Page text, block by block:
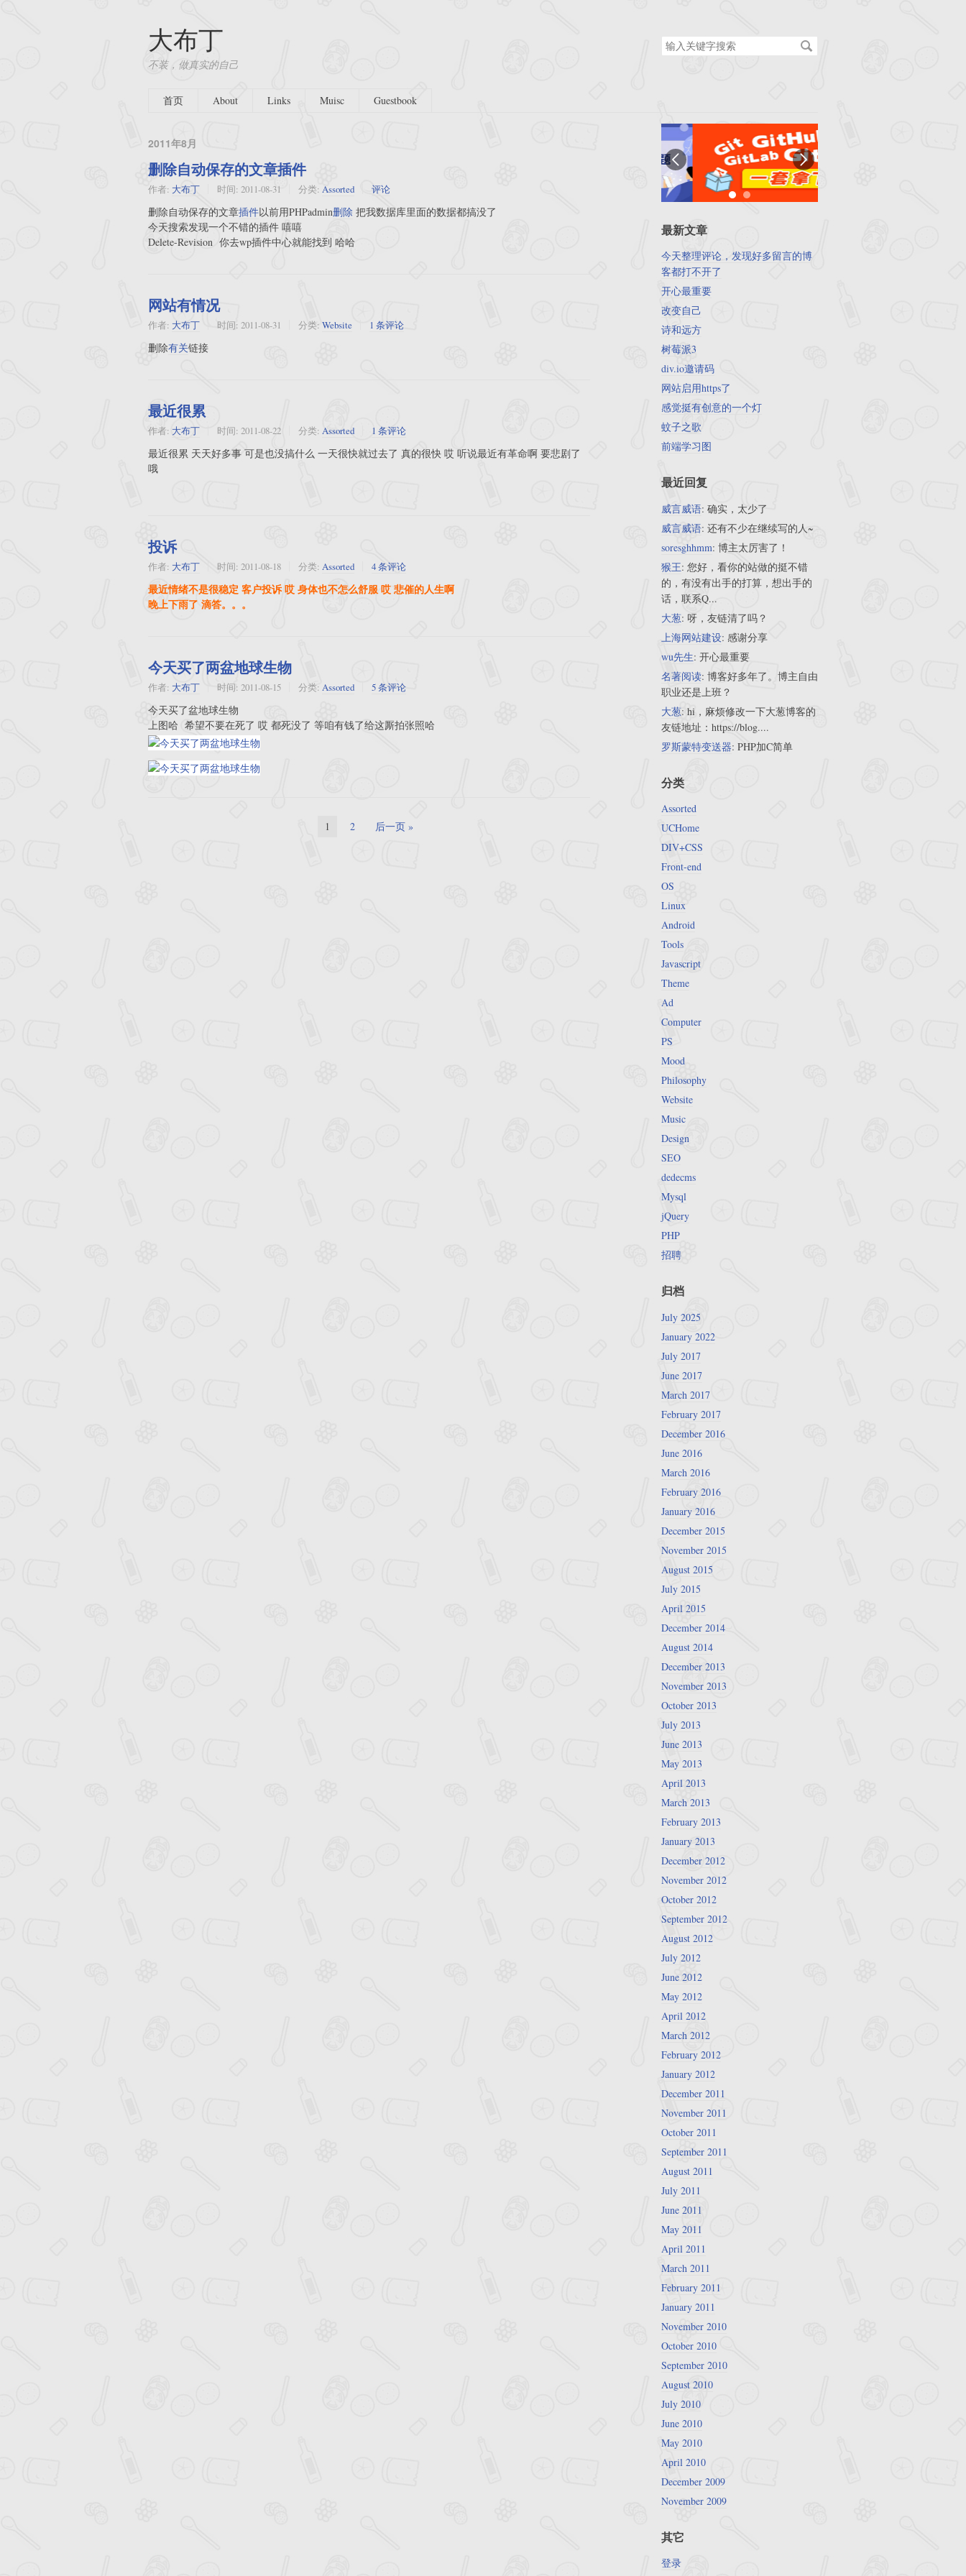
大布丁
不装，做真实的自己
搜
索
首页
About Links Muisc Guestbook
2011年8月
删除自动保存的文章插件
作者: 大布丁 时间: 2011-08-31 分类: Assorted 评论
删除自动保存的文章插件以前用PHPadmin删除 把我数据库里面的数据都搞没了
今天搜索发现一个不错的插件 嘻嘻
Delete-Revision 你去wp插件中心就能找到 哈哈
网站有情况
作者: 大布丁 时间: 2011-08-31 分类: Website 1 条评论
删除有关链接
最近很累
作者: 大布丁 时间: 2011-08-22 分类: Assorted 1 条评论
最近很累 天天好多事 可是也没搞什么 一天很快就过去了 真的很快 哎 听说最近有革命啊 要悲剧了
哦
投诉
作者: 大布丁 时间: 2011-08-18 分类: Assorted 4 条评论
最近情绪不是很稳定 客户投诉 哎 身体也不怎么舒服 哎 悲催的人生啊
晚上下雨了 滴答。。。
今天买了两盆地球生物
作者: 大布丁 时间: 2011-08-15 分类: Assorted 5 条评论
今天买了盆地球生物
上图哈 希望不要在死了 哎 都死没了 等咱有钱了给这厮拍张照哈
1 2 后一页 »
最新文章
今天整理评论，发现好多留言的博
客都打不开了
开心最重要
改变自己
诗和远方
树莓派3
div.io邀请码
网站启用https了
感觉挺有创意的一个灯
蚊子之歌
前端学习图
最近回复
威言威语: 确实，太少了
威言威语: 还有不少在继续写的人~
soresghhmm: 博主太厉害了！
猴王: 您好，看你的站做的挺不错
的，有没有出手的打算，想出手的
话，联系Q...
大葱: 呀，友链清了吗？
上海网站建设: 感谢分享
wu先生: 开心最重要
名著阅读: 博客好多年了。博主自由
职业还是上班？
大葱: hi，麻烦修改一下大葱博客的
友链地址：https://blog....
罗斯蒙特变送器: PHP加C简单
分类
Assorted
UCHome
DIV+CSS
Front-end
OS
Linux
Android
Tools
Javascript
Theme
Ad
Computer
PS
Mood
Philosophy
Website
Music
Design
SEO
dedecms
Mysql
jQuery
PHP
招聘
归档
July 2025
January 2022
July 2017
June 2017
March 2017
February 2017
December 2016
June 2016
March 2016
February 2016
January 2016
December 2015
November 2015
August 2015
July 2015
April 2015
December 2014
August 2014
December 2013
November 2013
October 2013
July 2013
June 2013
May 2013
April 2013
March 2013
February 2013
January 2013
December 2012
November 2012
October 2012
September 2012
August 2012
July 2012
June 2012
May 2012
April 2012
March 2012
February 2012
January 2012
December 2011
November 2011
October 2011
September 2011
August 2011
July 2011
June 2011
May 2011
April 2011
March 2011
February 2011
January 2011
November 2010
October 2010
September 2010
August 2010
July 2010
June 2010
May 2010
April 2010
December 2009
November 2009
其它
登录